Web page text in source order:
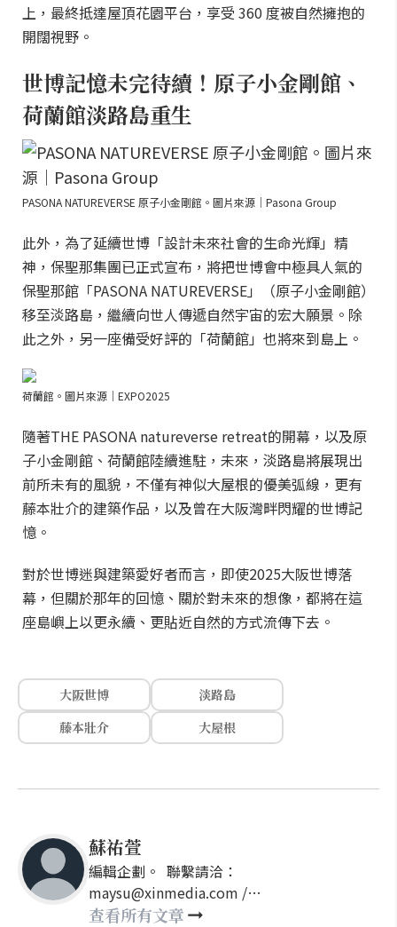
上，最終抵達屋頂花園平台，享受 360 度被自然擁抱的
開闊視野。
世博記憶未完待續！原子小金剛館、
荷蘭館淡路島重生
PASONA NATUREVERSE 原子小金剛館。圖片來源｜Pasona Group
此外，為了延續世博「設計未來社會的生命光輝」精
神，保聖那集團已正式宣布，將把世博會中極具人氣的
保聖那館「PASONA NATUREVERSE」（原子小金剛館）
移至淡路島，繼續向世人傳遞自然宇宙的宏大願景。除
此之外，另一座備受好評的「荷蘭館」也將來到島上。
荷蘭館。圖片來源｜EXPO2025
隨著THE PASONA natureverse retreat的開幕，以及原
子小金剛館、荷蘭館陸續進駐，未來，淡路島將展現出
前所未有的風貌，不僅有神似大屋根的優美弧線，更有
藤本壯介的建築作品，以及曾在大阪灣畔閃耀的世博記
憶。
對於世博迷與建築愛好者而言，即使2025大阪世博落
幕，但關於那年的回憶、關於對未來的想像，都將在這
座島嶼上以更永續、更貼近自然的方式流傳下去。
大阪世博
淡路島
藤本壯介
大屋根
蘇祐萱
編輯企劃。 聯繫請洽：
maysu@xinmedia.com /
may860527@gmail.com
查看所有文章